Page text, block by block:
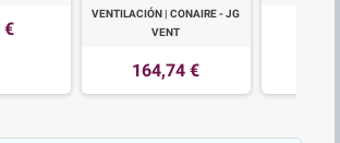
€
VENTILACIÓN | CONAIRE - JG
VENT
164,74 €